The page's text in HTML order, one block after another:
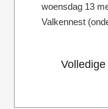
woensdag 13
Valkennest